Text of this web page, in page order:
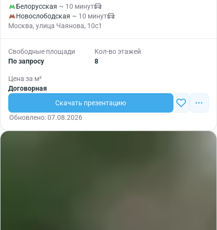
Белорусская ~ 10 минут
Новослободская ~ 10 минут
Москва, улица Чаянова, 10с1
Свободные площади
По запросу
Кол-во этажей
8
Цена за м²
Договорная
Скачать презентацию
Обновлено: 07.08.2026